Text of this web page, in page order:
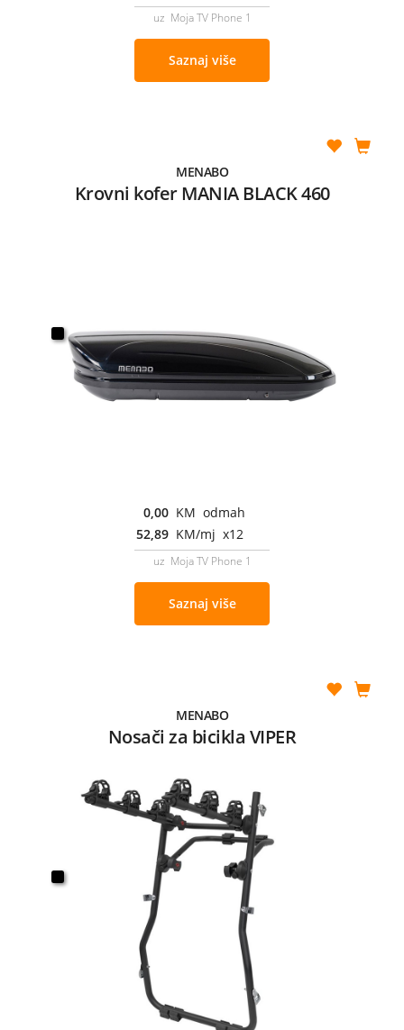
uz Moja TV Phone 1
Saznaj više
MENABO
Krovni kofer MANIA BLACK 460
0,00 KM odmah
52,89 KM/mj x12
uz Moja TV Phone 1
Saznaj više
MENABO
Nosači za bicikla VIPER